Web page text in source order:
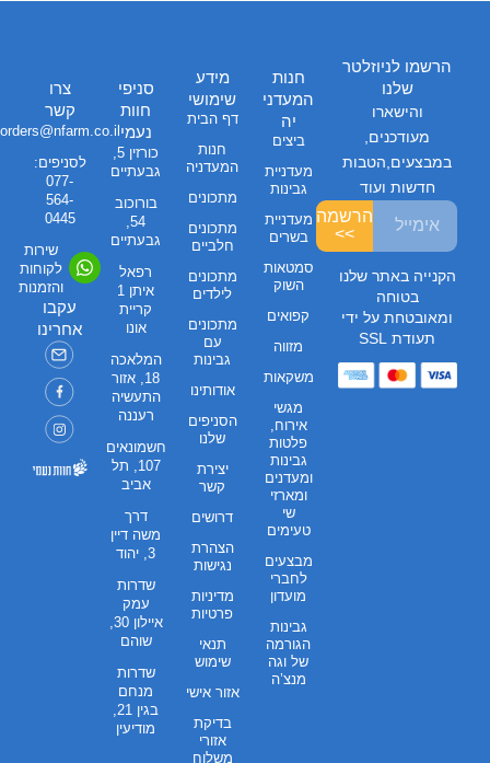
חנות
המעדני
יה
ביצים
מעדניית
גבינות
מעדניית
בשרים
סמטאות
השוק
קפואים
מזווה
משקאות
מגשי
אירוח,
פלטות
גבינות
ומעדנים
ומארזי
שי
טעימים
מבצעים
לחברי
מועדון
גבינות
הגורמה
של וגה
מנצ’ה
מידע
שימושי
דף הבית
חנות
המעדניה
מתכונים
מתכונים
חלביים
מתכונים
לילדים
מתכונים
עם
גבינות
אודותינו
הסניפים
שלנו
יצירת
קשר
דרושים
הצהרת
נגישות
מדיניות
פרטיות
תנאי
שימוש
אזור אישי
בדיקת
אזורי
משלוח
סניפי
חוות
נעמי
כורזין 5,
גבעתיים
בורוכוב
54,
גבעתיים
רפאל
איתן 1
קריית
אונו
המלאכה
18, אזור
התעשיה
רעננה
חשמונאים
107, תל
אביב
דרך
משה דיין
3, יהוד
שדרות
עמק
שוהם
שדרות
מנחם
מודיעין
צרו
קשר
orders@nfarm.co.il
לסניפים:
077-
564-
0445
שירות
לקוחות
והזמנות
עקבו
אחרינו
הרשמו לניוזלטר
שלנו
והישארו
מעודכנים,
במבצעים,הטבות
חדשות ועוד
הרשמה
>>
הקנייה באתר שלנו
בטוחה
ומאובטחת על ידי
תעודת SSL